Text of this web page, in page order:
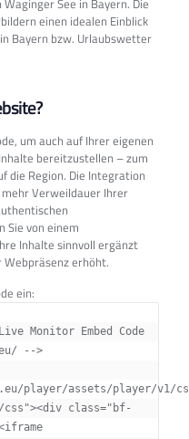
See in Bayern. Die
einen idealen Einblick
Bayern bzw. Urlaubswetter
um auch auf Ihrer eigenen
bereitzustellen – zum
die Region. Die Integration
Verweildauer Ihrer
Sie von einem
Inhalte sinnvoll ergänzt
erhöht.
ein:
Monitor Embed Code
-->
player/assets/player/v1/
class="bf-